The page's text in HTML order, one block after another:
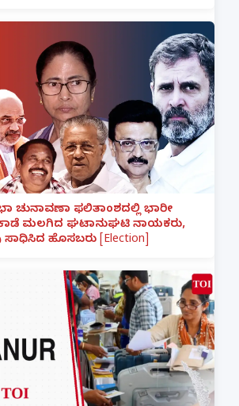
ಚುನಾವಣಾ ಫಲಿತಾಂಶದಲ್ಲಿ ಭಾರೀ
ಮಲಗಿದ ಘಟಾನುಘಟಿ ನಾಯಕರು,
ಹೊಸಬರು [Election]